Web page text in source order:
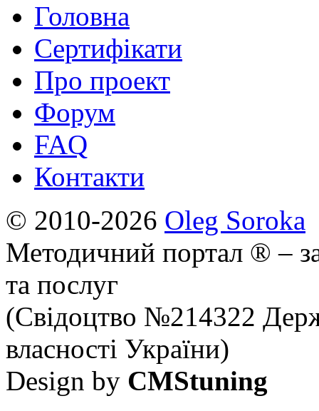
Головна
Сертифікати
Про проект
Форум
FAQ
Контакти
© 2010-2026 Oleg Soroka
Методичний портал ® –
та послуг
(Свідоцтво №214322
власності України)
Design by CMStuning